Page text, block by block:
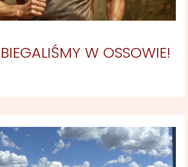
BIEGALIŚMY W OSSOWIE!